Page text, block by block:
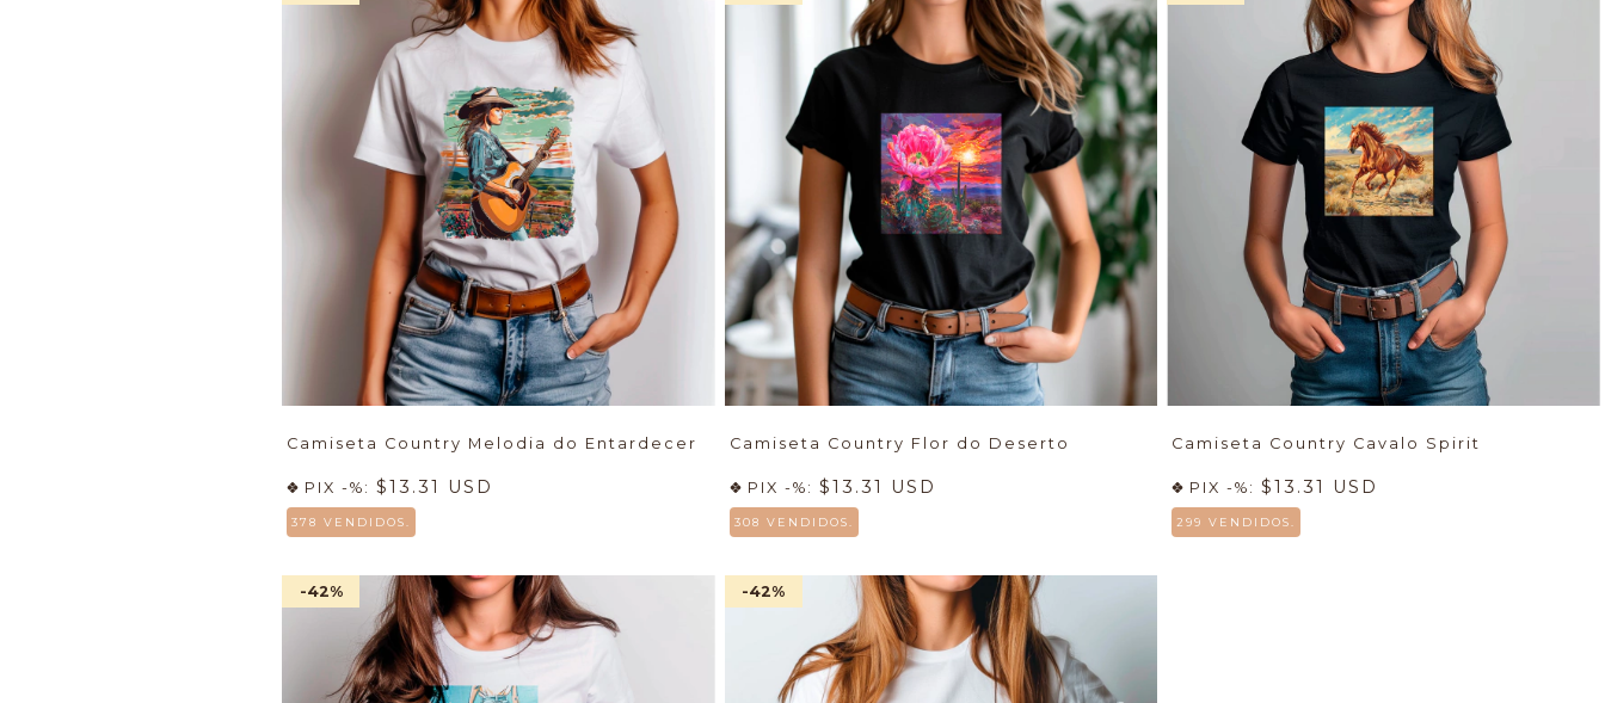
Camiseta Country Melodia do Entardecer
PIX -%: $13.31 USD
378 VENDIDOS.
Camiseta Country Flor do Deserto
PIX -%: $13.31 USD
308 VENDIDOS.
Camiseta Country Cavalo Spirit
PIX -%:$13.31 USD
299 VENDIDOS.
-42% -42%